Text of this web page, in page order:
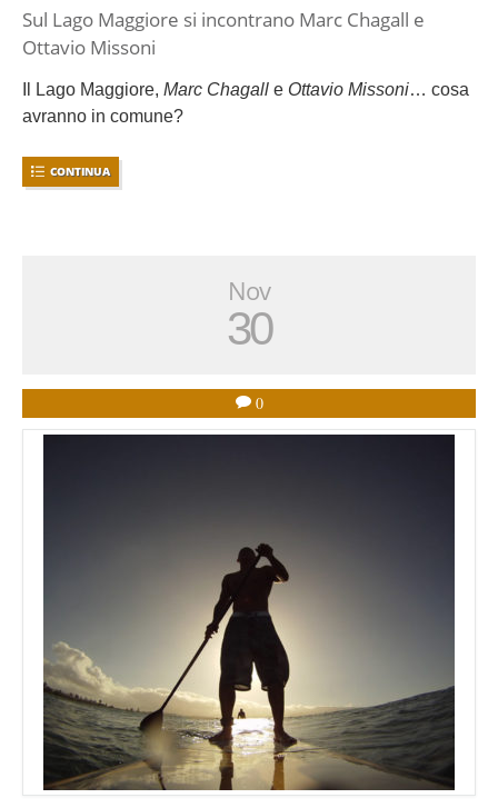
Sul Lago Maggiore si incontrano Marc Chagall e
Ottavio Missoni
Il Lago Maggiore, Marc Chagall e Ottavio Missoni… cosa
avranno in comune?
CONTINUA
Nov
30
0